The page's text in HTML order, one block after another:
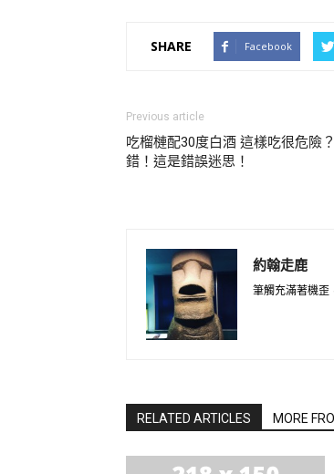
SHARE Facebook
Previous article
吃榴槤配30度白酒 這樣吃很危險
錯！這是錯誤迷思！
約翰走鹿
筆觸充滿著機歪
RELATED ARTICLES MORE